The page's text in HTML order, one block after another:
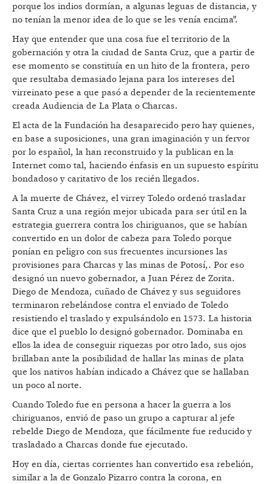
porque los indios dormían, a algunas leguas de distancia, y
no tenían la menor idea de lo que se les venía encima".
Hay que entender que una cosa fue el territorio de la
gobernación y otra la ciudad de Santa Cruz, que a partir de
ese momento se constituía en un hito de la frontera, pero
que resultaba demasiado lejana para los intereses del
virreinato pese a que pasó a depender de la recientemente
creada Audiencia de La Plata o Charcas.
El acta de la Fundación ha desaparecido pero hay quienes,
en base a suposiciones, una gran imaginación y un fervor
por lo español, la han reconstruido y la publican en la
Internet como tal, haciendo énfasis en un supuesto espíritu
bondadoso y caritativo de los recién llegados.
A la muerte de Chávez, el virrey Toledo ordenó trasladar
Santa Cruz a una región mejor ubicada para ser útil en la
estrategia guerrera contra los chiriguanos, que se habían
convertido en un dolor de cabeza para Toledo porque
ponían en peligro con sus frecuentes incursiones las
provisiones para Charcas y las minas de Potosí,. Por eso
designó un nuevo gobernador, a Juan Pérez de Zorita.
Diego de Mendoza, cuñado de Chávez y sus seguidores
terminaron rebelándose contra el enviado de Toledo
resistiendo el traslado y expulsándolo en 1573. La historia
dice que el pueblo lo designó gobernador. Dominaba en
ellos la idea de conseguir riquezas por otro lado, sus ojos
brillaban ante la posibilidad de hallar las minas de plata
que los nativos habían indicado a Chávez que se hallaban
un poco al norte.
Cuando Toledo fue en persona a hacer la guerra a los
chiriguanos, envió de paso un grupo a capturar al jefe
rebelde Diego de Mendoza, que fácilmente fue reducido y
trasladado a Charcas donde fue ejecutado.
Hoy en día, ciertas corrientes han convertido esa rebelión,
similar a la de Gonzalo Pizarro contra la corona, en